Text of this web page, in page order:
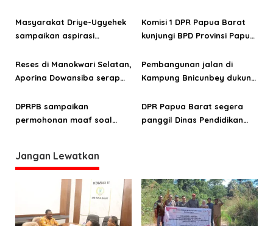
o
s
lemahnya intervensi
ekonomi
serahkan RKA 2026
Masyarakat Driye-Ugyehek
sampaikan aspirasi
DPRP Papua Barat Aporina
Dowansiba
Komisi 1 DPR Papua Barat
kunjungi BPD Provinsi Papua
Reses di Manokwari Selatan,
Aporina Dowansiba serap
distrik
Pembangunan jalan di
Kampung Bnicunbey dukung
Pegunungan Arfak
DPRPB sampaikan
permohonan maaf soal
Papua Barat
DPR Papua Barat segera
panggil Dinas Pendidikan
Jangan Lewatkan